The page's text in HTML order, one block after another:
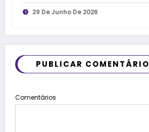
29 De Junho De 2026
PUBLICAR COMENTÁRIO
Comentários